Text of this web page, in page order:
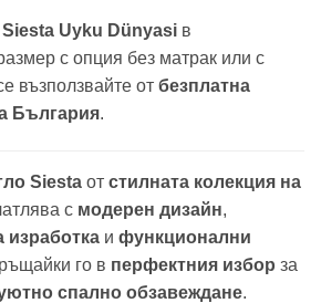
Siesta Uyku Dünyasiв
с опция без матрак или с
възползвайте от безплатна
България.
Siesta от стилната колекция на
с модерен дизайн,
изработка и функционални
го в перфектния избор за
спално обзавеждане.